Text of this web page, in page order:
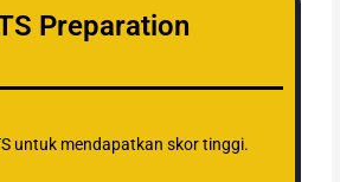
Preparation
untuk mendapatkan skor tinggi.